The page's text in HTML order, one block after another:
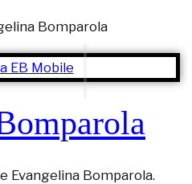
Evangelina Bomparola.